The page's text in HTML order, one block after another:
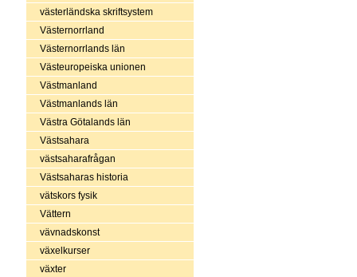
västerländska skriftsystem
Västernorrland
Västernorrlands län
Västeuropeiska unionen
Västmanland
Västmanlands län
Västra Götalands län
Västsahara
västsaharafrågan
Västsaharas historia
vätskors fysik
Vättern
vävnadskonst
växelkurser
växter